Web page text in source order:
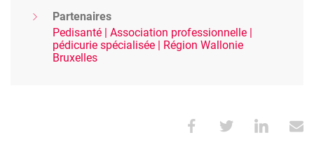
Partenaires
Pedisanté | Association professionnelle |
pédicurie spécialisée | Région Wallonie
Bruxelles